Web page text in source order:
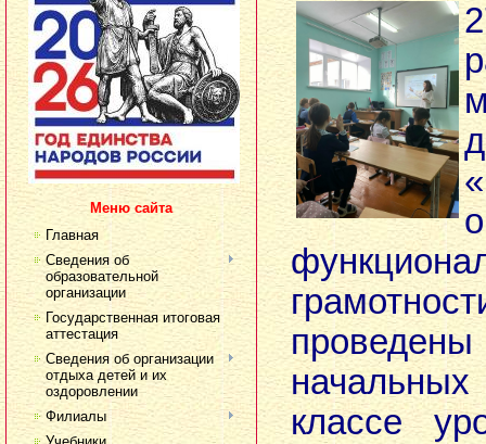
Меню сайта
Главная
Сведения об
образовательной
организации
Государственная итоговая
аттестация
Сведения об организации
отдыха детей и их
оздоровлении
Филиалы
классе